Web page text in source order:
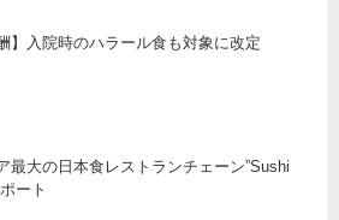
】入院時のハラール食も対象に改定
最大の日本食レストランチェーン”Sushi
ート